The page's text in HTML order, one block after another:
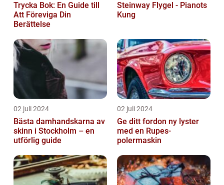
Trycka Bok: En Guide till
Att Föreviga Din
Berättelse
Steinway Flygel - Pianots
Kung
02 juli 2024
Bästa damhandskarna av
skinn i Stockholm – en
utförlig guide
02 juli 2024
Ge ditt fordon ny lyster
med en Rupes-
polermaskin